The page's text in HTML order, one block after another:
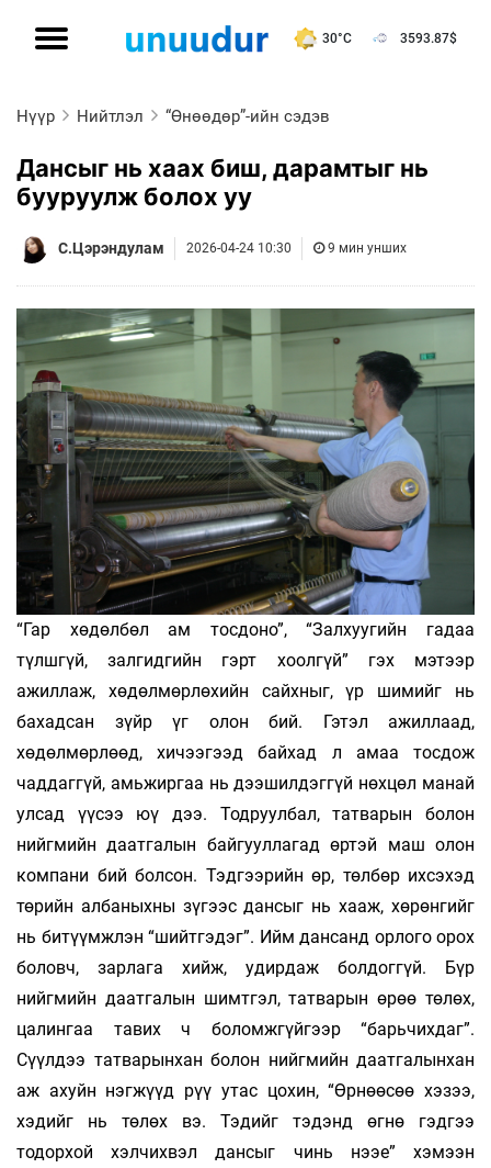
30°C 3593.87$
Нүүр Нийтлэл “Өнөөдөр”-ийн сэдэв
Дансыг нь хаах биш, дарамтыг нь
бууруулж болох уу
С.Цэрэндулам 2026-04-24 10:30 9 мин унших
“Гар хөдөлбөл ам тосдоно”, “Залхуугийн гадаа
түлшгүй, залгидгийн гэрт хоолгүй” гэх мэтээр
ажиллаж, хөдөлмөрлөхийн сайхныг, үр шимийг нь
бахадсан зүйр үг олон бий. Гэтэл ажиллаад,
хөдөлмөрлөөд, хичээгээд байхад л амаа тосдож
чаддаггүй, амьжиргаа нь дээшилдэггүй нөхцөл манай
улсад үүсээ юү дээ. Тодруулбал, татварын болон
нийгмийн даатгалын байгууллагад өртэй маш олон
компани бий болсон. Тэдгээрийн өр, төлбөр ихсэхэд
төрийн албаныхны зүгээс дансыг нь хааж, хөрөнгийг
нь битүүмжлэн “шийтгэдэг”. Ийм дансанд орлого орох
боловч, зарлага хийж, удирдаж болдоггүй. Бүр
нийгмийн даатгалын шимтгэл, татварын өрөө төлөх,
цалингаа тавих ч боломжгүйгээр “барьчихдаг”.
Сүүлдээ татварынхан болон нийгмийн даатгалынхан
аж ахуйн нэгжүүд рүү утас цохин, “Өрнөөсөө хэзээ,
хэдийг нь төлөх вэ. Тэдийг тэдэнд өгнө гэд­гээ
тодорхой хэлчихвэл дансыг чинь нээе” хэмээн